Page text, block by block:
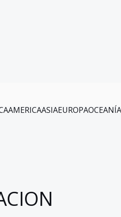
AMERICAASIAEUROPAOCEANÍA